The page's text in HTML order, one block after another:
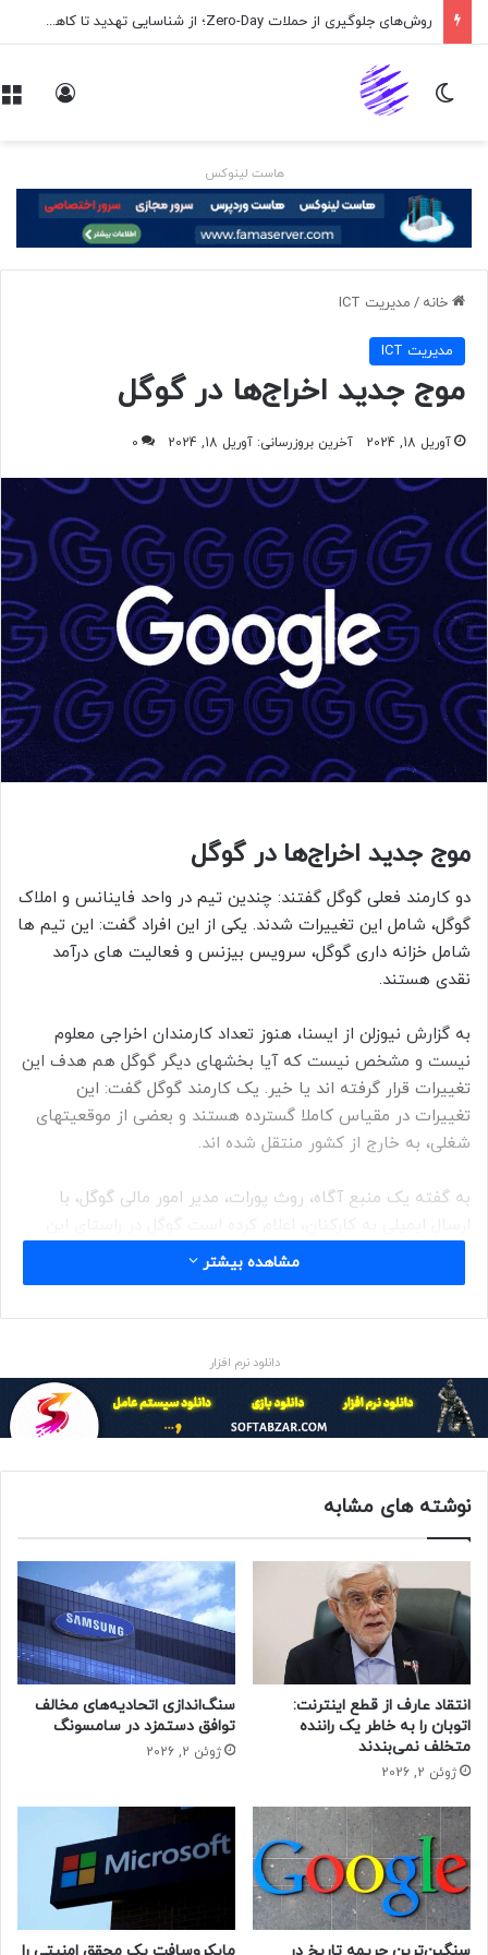
روش‌های جلوگیری از حملات Zero-Day؛ از شناسایی تهدید تا کاهش ریسک
تغییر پوسته
هاست لینوکس
خانه / مديريت ICT
مديريت ICT
موج جدید اخراج‌ها در گوگل
آوریل 18, 2024 آخرین بروزرسانی: آوریل 18, 2024 0
موج جدید اخراج‌ها در گوگل
دو کارمند فعلی گوگل گفتند: چندین تیم در واحد فاینانس و املاک
گوگل، شامل این تغییرات شدند. یکی از این افراد گفت: این تیم ها
شامل خزانه داری گوگل، سرویس بیزنس و فعالیت های درآمد
نقدی هستند.
به گزارش نیوزلن از ایسنا، هنوز تعداد کارمندان اخراجی معلوم
نیست و مشخص نیست که آیا بخشهای دیگر گوگل هم هدف این
تغییرات قرار گرفته اند یا خیر. یک کارمند گوگل گفت: این
تغییرات در مقیاس کاملا گسترده هستند و بعضی از موقعیتهای
شغلی، به خارج از کشور منتقل شده اند.
به گفته یک منبع آگاه، روث پورات، مدیر امور مالی گوگل، با
تغییرات، قطب های رشد در مکان هایی مانند بانگالور، مکزیکو
سیتی و دوبلین خواهد ساخت.
تعداد کارمندانی که اخراج می شوند، توضیح دهد. مقامات گوگل
گفتند درصد کوچکی از مشاغل به دفاتر دیگر در آمریکا و خارج از
این کشور جابه جا می شوند که در آنجا، گوگل سرمایه گذاری
بیشتری انجام می دهد و شامل هند، دوبلین و آتلانتا است.
گفته شده است که کارمندان اخراج شده می توانند برای موقعیت
های شغلی موجود در داخل گوگل، درخواست دهند. این شرکت در
بوده تا هزینه ها را کاهش دهد و در حوزه های مهمی مانند هوش
مصنوعی، سریعتر حرکت کند.
بر اساس گزارش بیزنس اینسایدر، ساندار پیچای، مدیرعامل گوگل،
در ژانویه به کارمندان این شرکت هشدار داد اخراجها ممکن است
در طول سال ادامه پیدا کند با این حال، شامل هر تیمی نمی شود.
حتما بخوانید :
گوگل
مشاهده بیشتر
دانلود نرم افزار
نوشته های مشابه
انتقاد عارف از قطع اینترنت:
اتوبان را به خاطر یک راننده
متخلف نمی‌بندند
ژوئن 2, 2026
سنگ‌اندازی اتحادیه‌های مخالف
توافق دستمزد در سامسونگ
ژوئن 2, 2026